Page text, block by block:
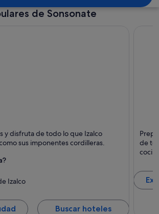
de Sonsonate
Parques naturales y
y disfruta de todo lo que Izalco
sus imponentes cordilleras.
Izalco
Buscar hoteles
de